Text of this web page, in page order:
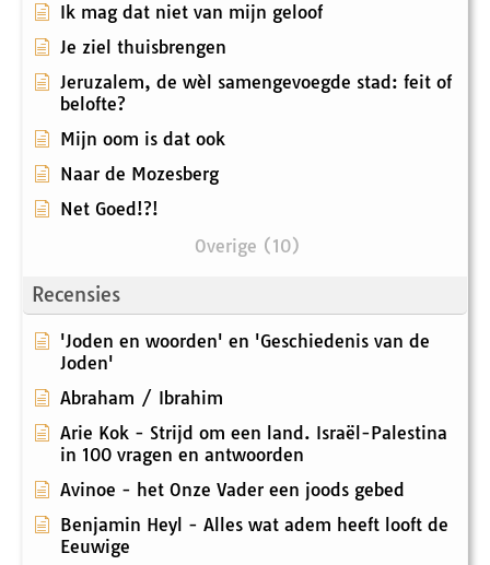
Ik mag dat niet van mijn geloof
Je ziel thuisbrengen
Jeruzalem, de wèl samengevoegde stad: feit of
belofte?
Mijn oom is dat ook
Naar de Mozesberg
Net Goed!?!
Overige (10)
Recensies
'Joden en woorden' en 'Geschiedenis van de
Joden'
Abraham / Ibrahim
Arie Kok - Strijd om een land. Israël-Palestina
in 100 vragen en antwoorden
Avinoe - het Onze Vader een joods gebed
Benjamin Heyl - Alles wat adem heeft looft de
Eeuwige